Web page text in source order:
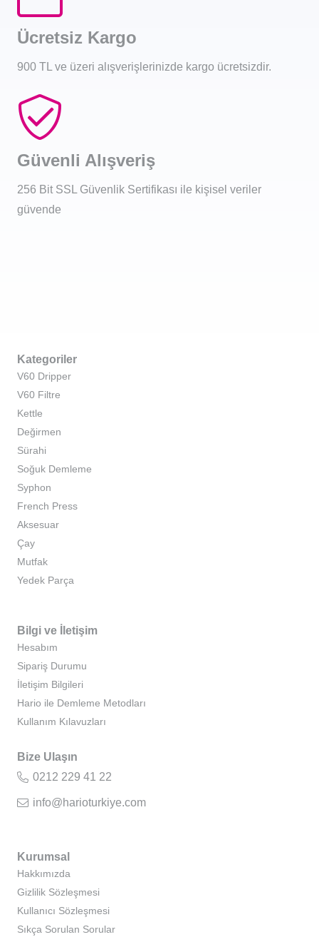
Ücretsiz Kargo
900 TL ve üzeri alışverişlerinizde kargo ücretsizdir.
Güvenli Alışveriş
256 Bit SSL Güvenlik Sertifikası ile kişisel veriler
güvende
Kategoriler
V60 Dripper
V60 Filtre
Kettle
Değirmen
Sürahi
Soğuk Demleme
Syphon
French Press
Aksesuar
Çay
Mutfak
Yedek Parça
Bilgi ve İletişim
Hesabım
Sipariş Durumu
İletişim Bilgileri
Hario ile Demleme Metodları
Kullanım Kılavuzları
Bize Ulaşın
0212 229 41 22
info@harioturkiye.com
Kurumsal
Hakkımızda
Gizlilik Sözleşmesi
Kullanıcı Sözleşmesi
Sıkça Sorulan Sorular